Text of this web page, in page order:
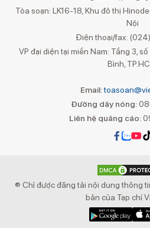
Tòa soạn: LK16-18, Khu đô thị
Nội
Điện thoại/fax:
VP đại diện tại miền Nam: Tầng 3,
Bình,
Email:
Đường dây nóng:
Liên hệ quảng cáo:
® Chỉ được đăng tải nội dung thông
bản của Tạp chí